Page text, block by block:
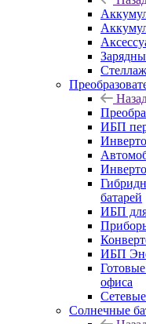
ИБП
батарей
ИБП
ИБП
офиса
Солнечные